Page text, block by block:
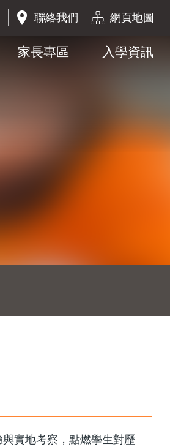
聯絡我們 網頁地圖
家長專區 入學資訊
實地考察，點燃學生對歷